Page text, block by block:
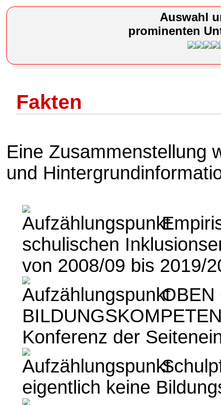
Auswahl
prominenten
Fakten
Eine Zusammenstellung
und
schulischen
von 2008/09 bis 2019/
OBEN
Konferenz der
eigentlich keine